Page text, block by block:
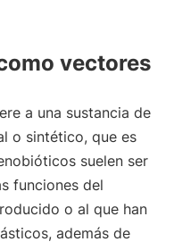
vectores
a una sustancia de
o sintético, que es
suelen ser
funciones del
o al que han
además de